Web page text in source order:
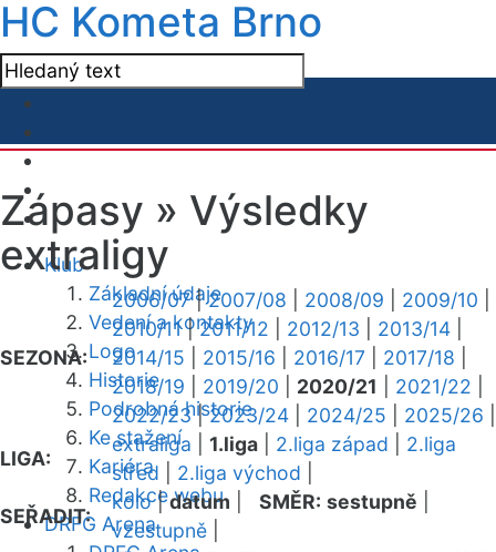
HC Kometa Brno
Klub
Základní údaje
Vedení a kontakty
Logo
Historie
Podrobná historie
Ke stažení
Kariéra
Redakce webu
DRFG Arena
Zápasy » Výsledky
extraligy
SEZONA:
2006/07|2007/08 2008/09 2009/10
2010/11|2011/12 2012/13 2013/14
2014/15
2015/16 2016/17 2017/18
2018/19
2019/20 2020/21 2021/22
2022/23|2023/24 2024/25 2025/26
LIGA:
extraliga 1.liga 2.liga západ
2.liga
střed
2.liga východ
SEŘADIT:
kolo|datum SMĚR: sestupně
vzestupně